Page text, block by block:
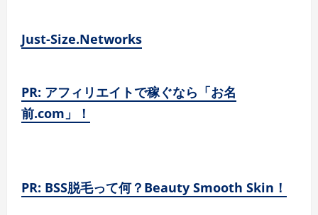
Just-Size.Networks
PR: アフィリエイトで稼ぐなら「お名
前.com」！
PR: BSS脱毛って何？Beauty Smooth Skin！